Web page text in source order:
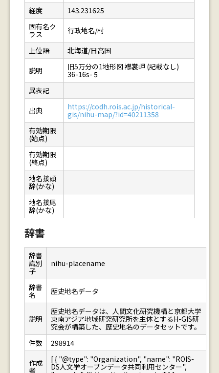
経度
143.231625
固有名ク
ラス
行政地名/村
上位語 北海道/日高国
説明
旧5万分の1地形図 襟裳岬 (記載なし)
36-16s- 5
異表記
出典
https://codh.rois.ac.jp/historical-
gis/nihu-map/?id=40211358
有効期限
(始点)
有効期限
(終点)
地名接頭
辞(かな)
地名接尾
辞(かな)
辞書
辞書
識別
子
nihu-placename
辞書
名
歴史地名データ
説明
歴史地名データは、人間文化研究機構と京都大学
東南アジア地域研究研究所を主体とするH-GIS研
究会が構築した、歴史地名のデータセットです。
件数
298914
作成
者
[ { "@type": "Organization", "name": "ROIS-
DS人文学オープンデータ共同利用センター",